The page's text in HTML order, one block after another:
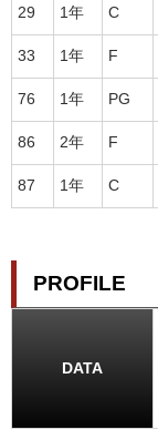
29 1年 C
33 1年 F
76 1年 PG
86 2年 F
87 1年 C
PROFILE
DATA